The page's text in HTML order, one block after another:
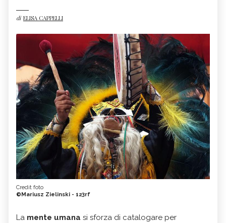
di ELISA CAPPELLI
Credit foto
©Mariusz Zielinski - 123rf
La mente umana si sforza di catalogare per